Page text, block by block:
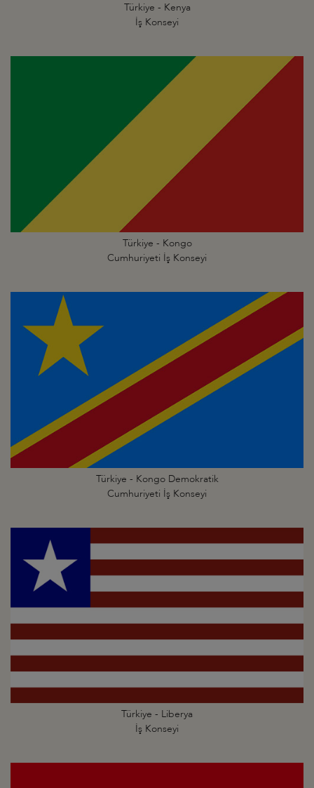
Türkiye - Kenya
İş Konseyi
Türkiye - Kongo
Cumhuriyeti İş Konseyi
Türkiye - Kongo Demokratik
Cumhuriyeti İş Konseyi
Türkiye - Liberya
İş Konseyi